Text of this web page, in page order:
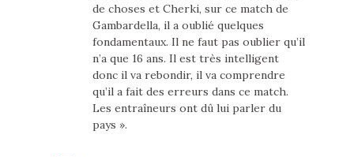
de choses et Cherki, sur ce match de
Gambardella, il a oublié quelques
fondamentaux. Il ne faut pas oublier qu’il
n’a que 16 ans. Il est très intelligent
donc il va rebondir, il va comprendre
qu’il a fait des erreurs dans ce match.
Les entraîneurs ont dû lui parler du
pays ».